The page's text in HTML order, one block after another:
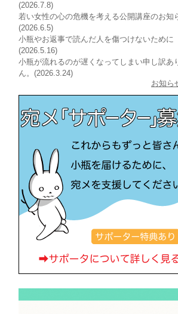
(2026.7.8)
若い女性の心の危機を考える公開講座のお知
(2026.6.5)
小瓶やお返事で読んだ人を傷つけないために
(2026.5.16)
小瓶が流れるのが遅くなってしまい申し訳あ
ん。(2026.3.24)
お知ら